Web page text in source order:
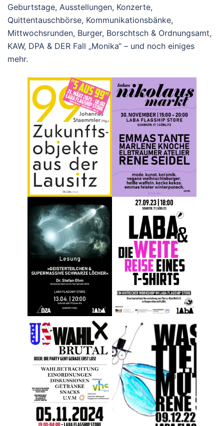
Geburtstage, Ausstellungen, Konzerte,
Quittentauschbörse, Kommunikationsbänke,
Mittwochsrunden, Burger, Borschtsch & Ordnungsamt,
KAW, DPA & DER Fall „Monika“ – und noch einiges
mehr.